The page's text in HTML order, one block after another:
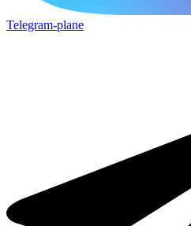
Telegram-plane